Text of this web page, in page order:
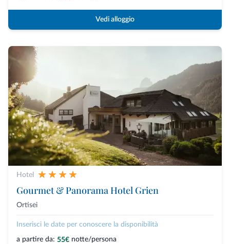
Vedi alloggio
Hotel
Gourmet & Panorama Hotel Grien
Ortisei
Inserisci le date per conoscere la disponibilità
a partire da: 55€ notte/persona